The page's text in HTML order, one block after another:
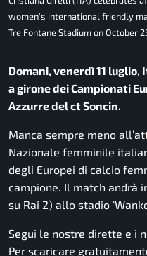
women's international friendly
Tre Fontane Stadium on October
Domani, venerdì 11
a girone dei Campionati
Azzurre del ct Soncin.
Manca sempre meno
Nazionale femminile
degli Europei di calcio
campione. Il match andrà
su Rai 2) allo stadio
Segui le nostre dirette e i
Per scaricare